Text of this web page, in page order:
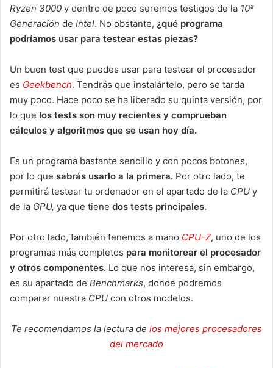
Ryzen 3000 y dentro de poco seremos testigos de la 10ª
Generación de Intel. No obstante, ¿qué programa
podríamos usar para testear estas piezas?
Un buen test que puedes usar para testear el procesador
es Geekbench. Tendrás que instalártelo, pero se tarda
muy poco. Hace poco se ha liberado su quinta versión, por
lo que los tests son muy recientes y comprueban
cálculos y algoritmos que se usan hoy día.
Es un programa bastante sencillo y con pocos botones,
por lo que sabrás usarlo a la primera. Por otro lado, te
permitirá testear tu ordenador en el apartado de la CPU y
de la GPU, ya que tiene dos tests principales.
Por otro lado, también tenemos a mano CPU-Z, uno de los
programas más completos para monitorear el procesador
y otros componentes. Lo que nos interesa, sin embargo,
es su apartado de Benchmarks, donde podremos
comparar nuestra CPU con otros modelos.
Te recomendamos la lectura de los mejores procesadores
del mercado